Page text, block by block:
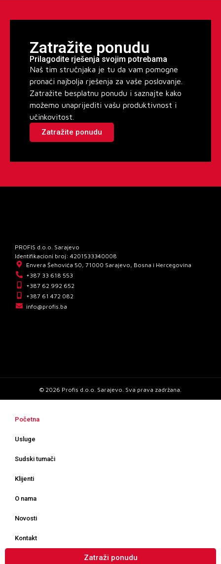
Zatražite ponudu
Prilagodite rješenja svojim potrebama
Naš tim stručnjaka je tu da vam pomogne
pronaći najbolja rješenja za vaše poslovanje.
Zatražite besplatnu ponudu i saznajte kako
možemo unaprijediti vašu produktivnost i
učinkovitost.
Zatražite ponudu
PROFIS d.o.o. Sarajevo
Identifikacioni broj: 4201533340008
Envera Šehovića 50, 71000 Sarajevo, Bosna i Hercegovina
+387 33 618 553
+387 62 992 652
+387 61 472 082
info@profis.ba
© 2026 Profis d.o.o. Sarajevo. Sva prava zadržana.
Početna
Usluge
Sudski tumači
Klijenti
O nama
Novosti
Kontakt
Zatraži ponudu